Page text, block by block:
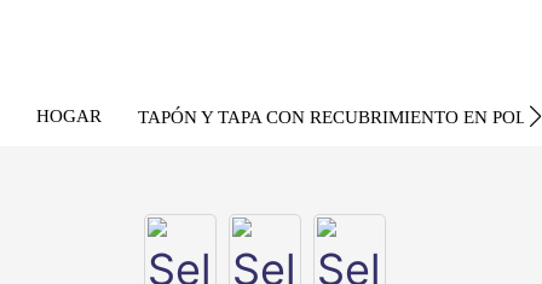
HOGAR TAPÓN Y TAPA CON RECUBRIMIENTO EN